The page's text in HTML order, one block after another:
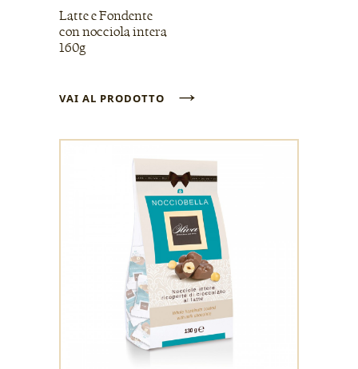
Latte e Fondente
con nocciola intera
160g
VAI AL PRODOTTO →